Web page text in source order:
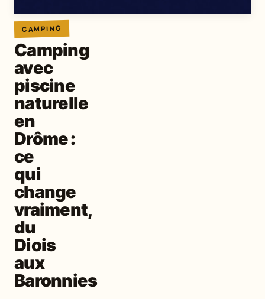
CAMPING
Camping
avec
piscine
naturelle
en
Drôme :
ce
qui
change
vraiment,
du
Diois
aux
Baronnies